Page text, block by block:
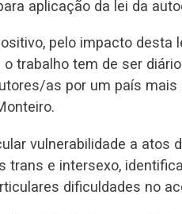
aplicação da lei da
pelo impacto desta
trabalho tem de ser
as por um país mais
vulnerabilidade a
trans e intersexo,
dificuldades no